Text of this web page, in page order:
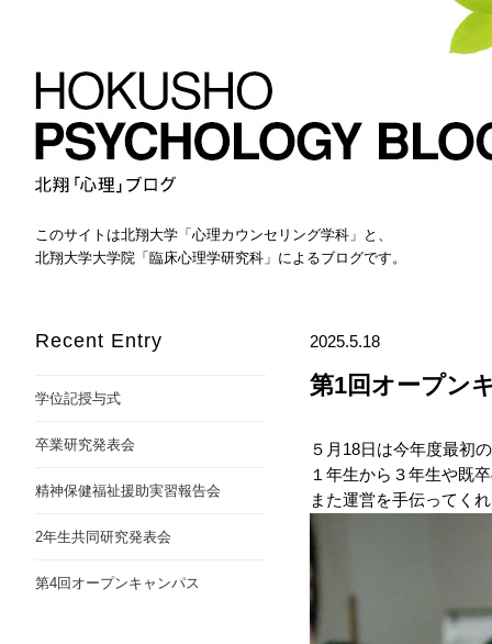
このサイトは北翔大学「心理カウンセリング学科」と、
北翔大学大学院「臨床心理学研究科」によるブログです。
Recent Entry
学位記授与式
卒業研究発表会
精神保健福祉援助実習報告会
2年生共同研究発表会
第4回オープンキャンパス
2025.5.18
第1回オープン
５月18日は今年度最初
１年生から３年生や既
また運営を手伝ってく